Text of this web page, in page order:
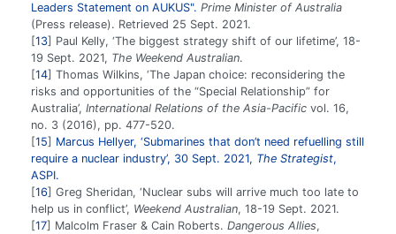
Leaders Statement on AUKUS". Prime Minister of Australia
(Press release). Retrieved 25 Sept. 2021.
13
Paul Kelly, ‘The biggest strategy shift of our lifetime’, 18-
19 Sept. 2021, The Weekend Australian.
14 Thomas Wilkins, ‘The Japan choice: reconsidering the
risks and opportunities of the “Special Relationship” for
Australia’, International Relations of the Asia-Pacific vol. 16,
no. 3 (2016), pp. 477-520.
15
Marcus Hellyer, ‘Submarines that don’t need refuelling still
require a nuclear industry’, 30 Sept. 2021, The Strategist,
ASPI.
16
Greg Sheridan, ‘Nuclear subs will arrive much too late to
help us in conflict’, Weekend Australian, 18-19 Sept. 2021.
17
Malcolm Fraser & Cain Roberts. Dangerous Allies,